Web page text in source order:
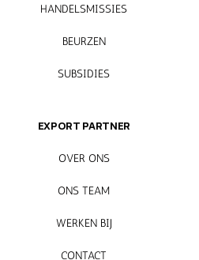
HANDELSMISSIES
BEURZEN
SUBSIDIES
EXPORT PARTNER
OVER ONS
ONS TEAM
WERKEN BIJ
CONTACT